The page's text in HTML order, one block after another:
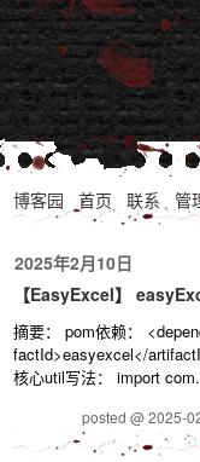
博客园 首页 联系 管
2025年2月10日
【EasyExcel】
摘要： pom依赖：
factId>easyexcel</
核心util写法： import
posted @ 2025-